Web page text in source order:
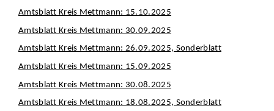
Amtsblatt Kreis Mettmann: 15.10.2025
Amtsblatt Kreis Mettmann: 30.09.2025
Amtsblatt Kreis Mettmann: 26.09.2025, Sonderblatt
Amtsblatt Kreis Mettmann: 15.09.2025
Amtsblatt Kreis Mettmann: 30.08.2025
Amtsblatt Kreis Mettmann: 18.08.2025, Sonderblatt